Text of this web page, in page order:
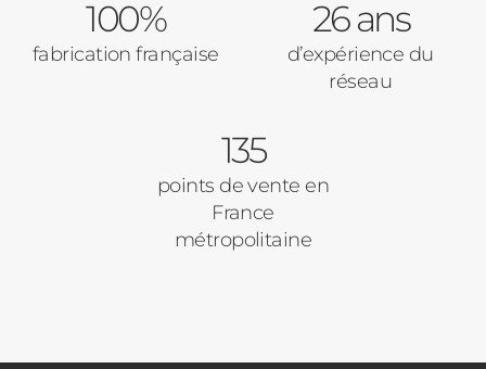
Code Postal des travaux
100%
fabrication française
26 ans
d’expérience du
réseau
135
points de vente en
France
métropolitaine